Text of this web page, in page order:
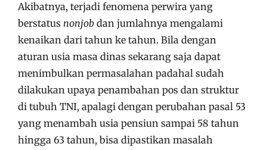
Akibatnya, terjadi fenomena perwira yang
berstatus nonjob dan jumlahnya mengalami
kenaikan dari tahun ke tahun. Bila dengan
aturan usia masa dinas sekarang saja dapat
menimbulkan permasalahan padahal sudah
dilakukan upaya penambahan pos dan struktur
di tubuh TNI, apalagi dengan perubahan pasal 53
yang menambah usia pensiun sampai 58 tahun
hingga 63 tahun, bisa dipastikan masalah